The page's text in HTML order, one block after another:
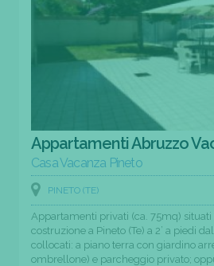
Appartamenti Abruzzo
Casa Vacanza Pineto
PINETO (TE)
Appartamenti privati (ca. 75mq)
costruzione a Pineto (Te) a 2’ a piedi
collocati: a piano terra con giardino
ombrellone) e parcheggio privato;